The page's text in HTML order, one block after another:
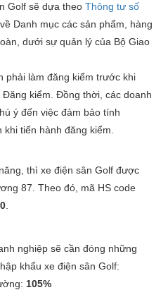
Golf sẽ dựa theo Thông tư số
Danh mục các sản phẩm, hàng
dưới sự quản lý của Bộ Giao
phải làm đăng kiểm trước khi
kiểm. Đồng thời, các doanh
ý đến việc đảm bảo tính
tiến hành đăng kiểm.
thì xe điện sân Golf được
87. Theo đó, mã HS code
nghiệp sẽ cần đóng những
khẩu xe điện sân Golf:
105%